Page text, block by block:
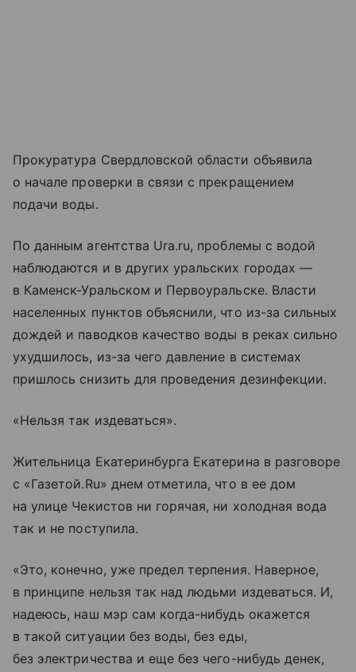
Прокуратура Свердловской области объявила
о начале проверки в связи с прекращением
подачи воды.
По данным агентства Ura.ru, проблемы с водой
наблюдаются и в других уральских городах —
в Каменск-Уральском и Первоуральске. Власти
населенных пунктов объяснили, что из-за сильных
дождей и паводков качество воды в реках сильно
ухудшилось, из-за чего давление в системах
пришлось снизить для проведения дезинфекции.
«Нельзя так издеваться».
Жительница Екатеринбурга Екатерина в разговоре
с «Газетой.Ru» днем отметила, что в ее дом
на улице Чекистов ни горячая, ни холодная вода
так и не поступила.
«Это, конечно, уже предел терпения. Наверное,
в принципе нельзя так над людьми издеваться. И,
надеюсь, наш мэр сам когда-нибудь окажется
в такой ситуации без воды, без еды,
без электричества и еще без чего-нибудь денек,